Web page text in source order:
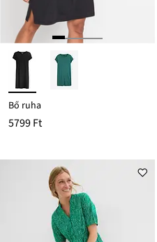
Bő ruha
5799 Ft